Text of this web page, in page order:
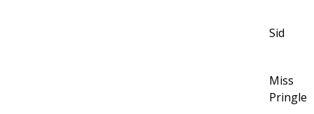
Sid
Miss
Pringle